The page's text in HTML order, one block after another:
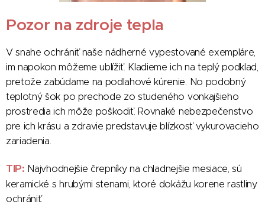
Pozor na zdroje tepla
V snahe ochrániť naše nádherné vypestované exempláre,
im napokon môžeme ublížiť. Kladieme ich na teplý podklad,
pretože zabúdame na podlahové kúrenie. No podobný
teplotný šok po prechode zo studeného vonkajšieho
prostredia ich môže poškodiť. Rovnaké nebezpečenstvo
pre ich krásu a zdravie predstavuje blízkosť vykurovacieho
zariadenia.
TIP: Najvhodnejšie črepníky na chladnejšie mesiace, sú
keramické s hrubými stenami, ktoré dokážu korene rastliny
ochrániť.